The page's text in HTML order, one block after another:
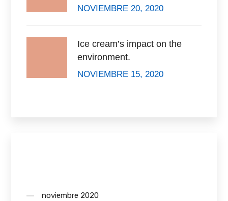
NOVIEMBRE 20, 2020
Ice cream’s impact on the
environment.
NOVIEMBRE 15, 2020
noviembre 2020